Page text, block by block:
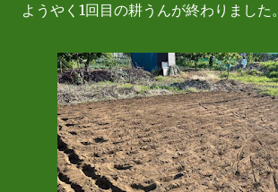
ようやく1回目の耕うんが終わりました。